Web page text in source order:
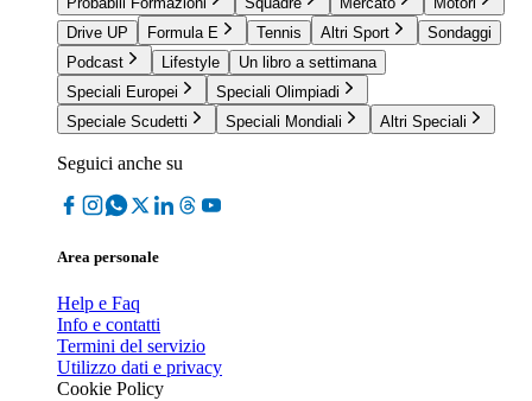
Drive UP
Formula E Tennis Altri Sport
Sondaggi
Podcast
Lifestyle
Un libro a settimana
Speciali Europei
Speciali Olimpiadi
Speciale Scudetti
Speciali Mondiali Altri Speciali
Seguici anche su
Area personale
Help e Faq
Info e contatti
Termini del servizio
Utilizzo dati e privacy
Cookie Policy